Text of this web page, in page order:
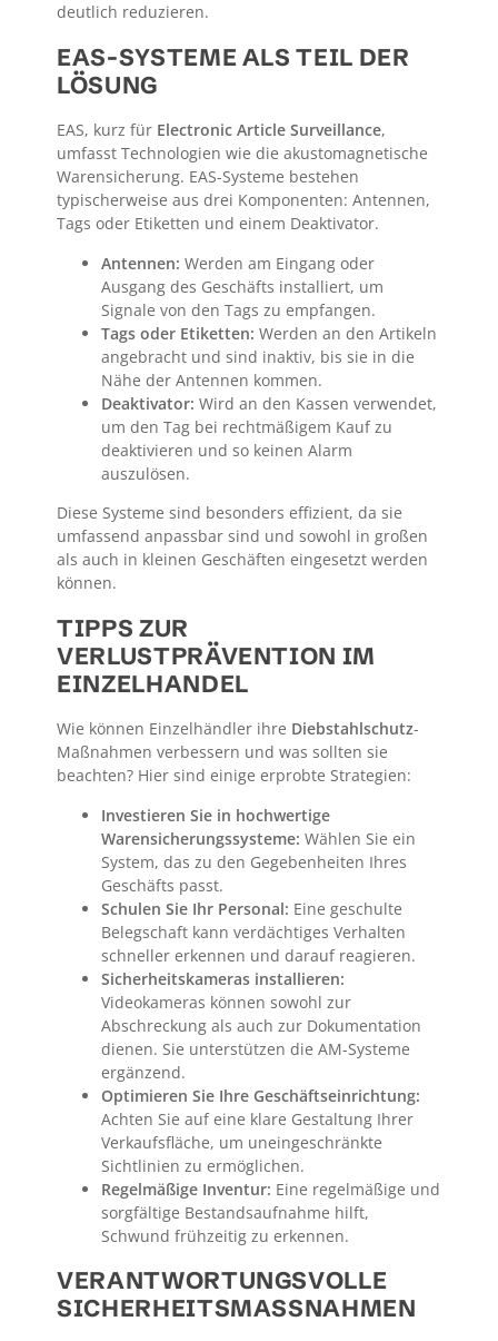
deutlich reduzieren.
EAS-SYSTEME ALS TEIL DER
LÖSUNG
EAS, kurz für Electronic Article Surveillance,
umfasst Technologien wie die akustomagnetische
Warensicherung. EAS-Systeme bestehen
typischerweise aus drei Komponenten: Antennen,
Tags oder Etiketten und einem Deaktivator.
Antennen: Werden am Eingang oder
Ausgang des Geschäfts installiert, um
Signale von den Tags zu empfangen.
Tags oder Etiketten: Werden an den Artikeln
angebracht und sind inaktiv, bis sie in die
Nähe der Antennen kommen.
Deaktivator: Wird an den Kassen verwendet,
um den Tag bei rechtmäßigem Kauf zu
deaktivieren und so keinen Alarm
auszulösen.
Diese Systeme sind besonders effizient, da sie
umfassend anpassbar sind und sowohl in großen
als auch in kleinen Geschäften eingesetzt werden
können.
TIPPS ZUR
VERLUSTPRÄVENTION IM
EINZELHANDEL
Wie können Einzelhändler ihre Diebstahlschutz-
Maßnahmen verbessern und was sollten sie
beachten? Hier sind einige erprobte Strategien:
Investieren Sie in hochwertige
Warensicherungssysteme: Wählen Sie ein
System, das zu den Gegebenheiten Ihres
Geschäfts passt.
Schulen Sie Ihr Personal: Eine geschulte
Belegschaft kann verdächtiges Verhalten
schneller erkennen und darauf reagieren.
Sicherheitskameras installieren:
Videokameras können sowohl zur
Abschreckung als auch zur Dokumentation
dienen. Sie unterstützen die AM-Systeme
ergänzend.
Optimieren Sie Ihre Geschäftseinrichtung:
Achten Sie auf eine klare Gestaltung Ihrer
Verkaufsfläche, um uneingeschränkte
Sichtlinien zu ermöglichen.
Regelmäßige Inventur: Eine regelmäßige und
sorgfältige Bestandsaufnahme hilft,
Schwund frühzeitig zu erkennen.
VERANTWORTUNGSVOLLE
SICHERHEITSMASSNAHMEN